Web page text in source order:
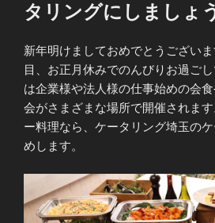
タリングにしましょ
新年明けましておめでとうござい
目、お正月休みでのんびりお過ご
は企業様や法人様の仕事始めの会
会がさまざまな場所で開催されま
ー料理なら、ケータリング埼玉の
めします。